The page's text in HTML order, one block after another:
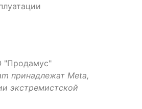
принадлежат Meta,
экстремистской